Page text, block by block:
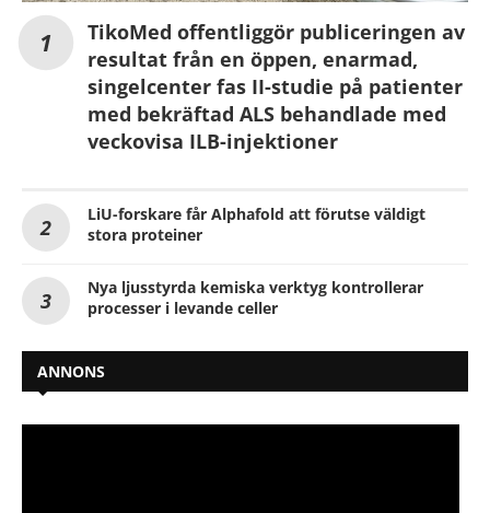
TikoMed offentliggör publiceringen av
resultat från en öppen, enarmad,
singelcenter fas II-studie på patienter
med bekräftad ALS behandlade med
veckovisa ILB-injektioner
LiU-forskare får Alphafold att förutse väldigt
stora proteiner
Nya ljusstyrda kemiska verktyg kontrollerar
processer i levande celler
ANNONS